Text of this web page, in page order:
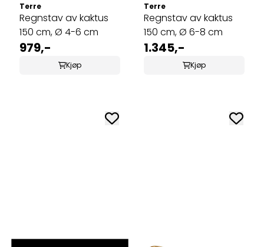
Terre
Regnstav av kaktus
150 cm, Ø 4-6 cm
979,-
Kjøp
Terre
Regnstav av kaktus
150 cm, Ø 6-8 cm
1.345,-
Kjøp